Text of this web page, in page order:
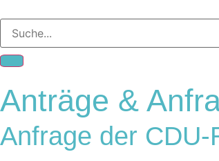
Anträge &
Anfrage der